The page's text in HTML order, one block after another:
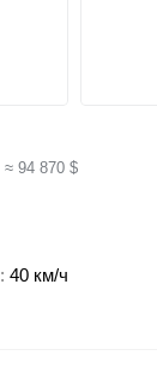
≈ 94 870 $
40 км/ч